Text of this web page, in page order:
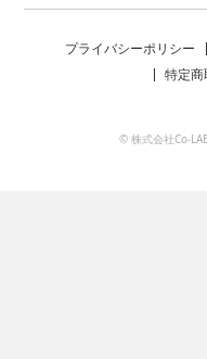
プライバシーポリシー
特定
© 株式会社Co-